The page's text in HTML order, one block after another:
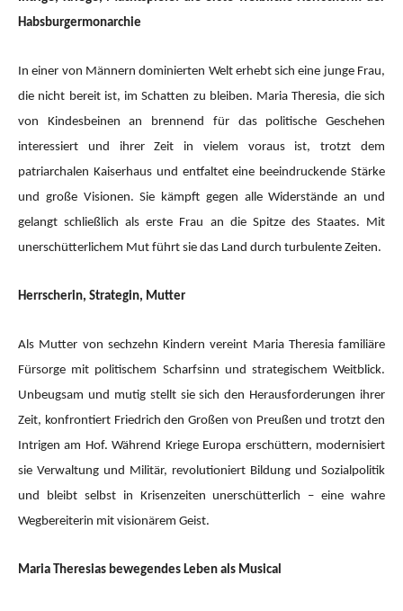
Habsburgermonarchie
In einer von Männern dominierten Welt erhebt sich eine junge Frau,
die nicht bereit ist, im Schatten zu bleiben. Maria Theresia, die sich
von Kindesbeinen an brennend für das politische Geschehen
interessiert und ihrer Zeit in vielem voraus ist, trotzt dem
patriarchalen Kaiserhaus und entfaltet eine beeindruckende Stärke
und große Visionen. Sie kämpft gegen alle Widerstände an und
gelangt schließlich als erste Frau an die Spitze des Staates. Mit
unerschütterlichem Mut führt sie das Land durch turbulente Zeiten.
Herrscherin, Strategin, Mutter
Als Mutter von sechzehn Kindern vereint Maria Theresia familiäre
Fürsorge mit politischem Scharfsinn und strategischem Weitblick.
Unbeugsam und mutig stellt sie sich den Herausforderungen ihrer
Zeit, konfrontiert Friedrich den Großen von Preußen und trotzt den
Intrigen am Hof. Während Kriege Europa erschüttern, modernisiert
sie Verwaltung und Militär, revolutioniert Bildung und Sozialpolitik
und bleibt selbst in Krisenzeiten unerschütterlich – eine wahre
Wegbereiterin mit visionärem Geist.
Maria Theresias bewegendes Leben als Musical